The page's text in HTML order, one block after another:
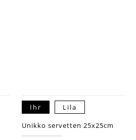
Ihr Lila
Unikko servetten 25x25cm